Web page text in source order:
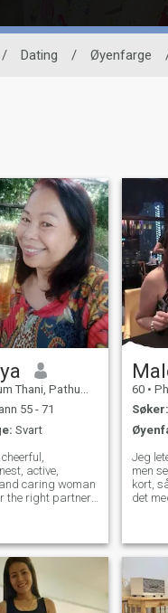
/ Dating / Øyenfarge
Pathum Thani, Thailand
55 - 71
Svart
active,
caring woman
the right partner.
never been
no health
been working
60 •
Søker:
Jeg
men
kort,
det
fordi
nyte